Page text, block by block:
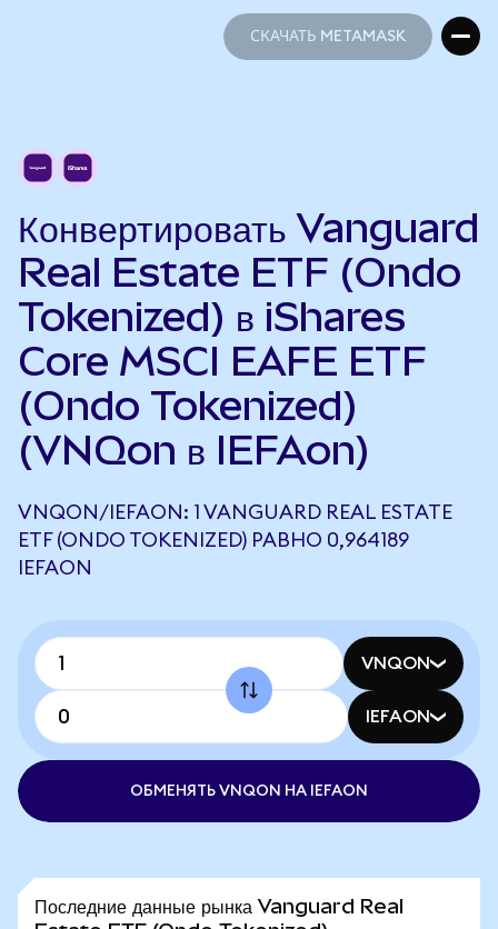
СКАЧАТЬ METAMASK
Конвертировать Vanguard
Real Estate ETF (Ondo
Tokenized) в iShares
Core MSCI EAFE ETF
(Ondo Tokenized)
(VNQon в IEFAon)
VNQON/IEFAON: 1 VANGUARD REAL ESTATE
ETF (ONDO TOKENIZED) РАВНО 0,964189
IEFAON
VNQON
IEFAON
ОБМЕНЯТЬ VNQON НА IEFAON
Последние данные рынка Vanguard Real